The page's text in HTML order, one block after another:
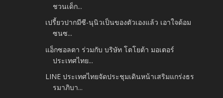
ชวนเด็ก...
เปรี้ยวปากมีซี-นุนิวเป็นของตัวเองแล้ว เอาใจด้อม
ซนซ...
แอ็กซอลตา ร่วมกับ บริษัท โตโยต้า มอเตอร์
ประเทศไทย...
LINE ประเทศไทยจัดประชุมเดินหน้าเสริมแกร่งธร
รมาภิบา...